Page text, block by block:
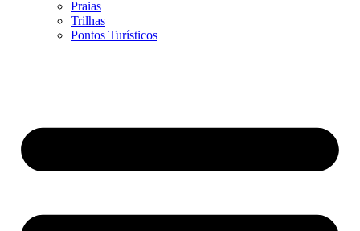
Praias
Trilhas
Pontos Turísticos